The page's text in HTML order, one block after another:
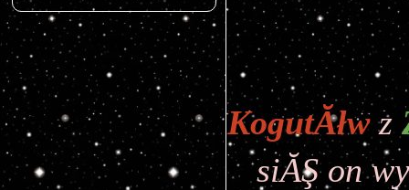
KogutĂłw z
siĂŞ on